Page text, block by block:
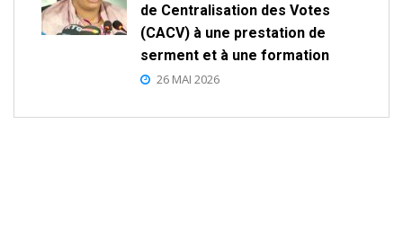
de Centralisation des Votes
(CACV) à une prestation de
serment et à une formation
26 MAI 2026